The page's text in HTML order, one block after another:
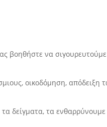
βοηθήστε να
οικοδόμηση, απόδειξη
δείγματα, τα